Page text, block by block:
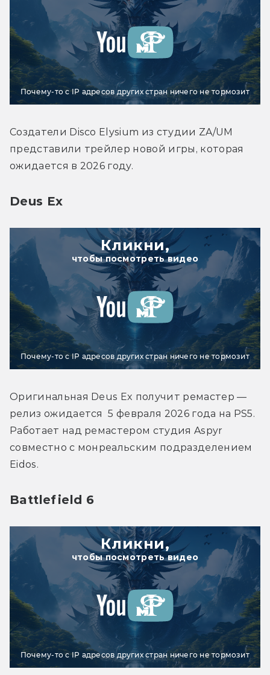
Почему-то с IP адресов других стран ничего не тормозит
Создатели Disco Elysium из студии ZA/UM
представили трейлер новой игры, которая
ожидается в 2026 году.
Deus Ex
Кликни,
чтобы посмотреть видео
Почему-то с IP адресов других стран ничего не тормозит
Оригинальная Deus Ex получит ремастер —
релиз ожидается  5 февраля 2026 года на PS5.
Работает над ремастером студия Aspyr
совместно с монреальским подразделением
Eidos.
Battlefield 6
Кликни,
чтобы посмотреть видео
Почему-то с IP адресов других стран ничего не тормозит